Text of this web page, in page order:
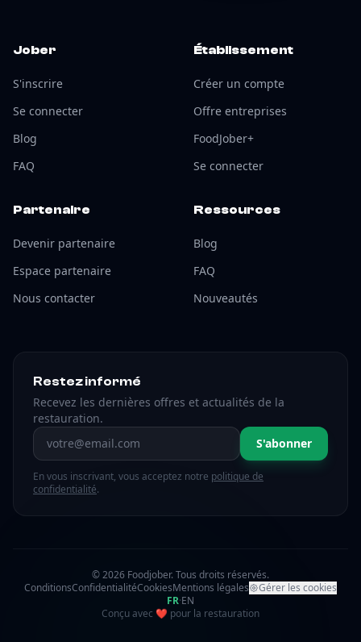
Jober
S'inscrire
Se connecter
Blog
FAQ
Établissement
Créer un compte
Offre entreprises
FoodJober+
Se connecter
Partenaire
Devenir partenaire
Espace partenaire
Nous contacter
Ressources
Blog
FAQ
Nouveautés
Restez informé
Recevez les dernières offres et actualités de la
restauration.
Adresse email S'abonner
En vous inscrivant, vous acceptez notre politique de
confidentialité.
© 2026 Foodjober. Tous droits réservés.
ConditionsConfidentialitéCookiesMentions légales
Gérer les cookies
FR·EN
Conçu avec ❤ amour
pour la restauration